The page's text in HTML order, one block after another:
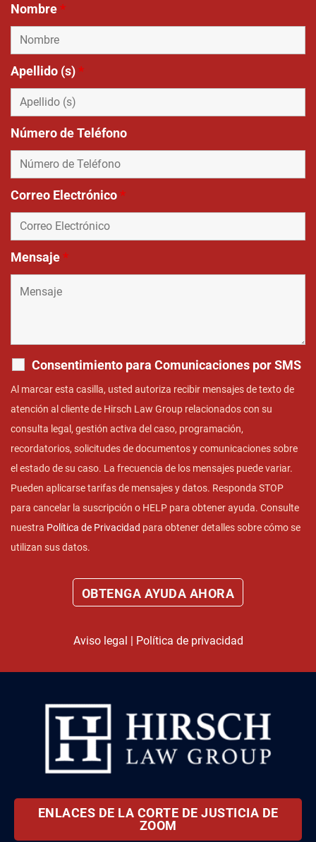
Nombre*
Apellido (s)*
Número de Teléfono
Correo Electrónico*
Mensaje*
Consentimiento para Comunicaciones por SMS
Al marcar esta casilla, usted autoriza recibir mensajes de texto de
atención al cliente de Hirsch Law Group relacionados con su
consulta legal, gestión activa del caso, programación,
recordatorios, solicitudes de documentos y comunicaciones sobre
el estado de su caso. La frecuencia de los mensajes puede variar.
Pueden aplicarse tarifas de mensajes y datos. Responda STOP
para cancelar la suscripción o HELP para obtener ayuda. Consulte
nuestra Política de Privacidad para obtener detalles sobre cómo se
utilizan sus datos.
Aviso legal | Política de privacidad
ENLACES DE LA CORTE DE JUSTICIA DE
ZOOM